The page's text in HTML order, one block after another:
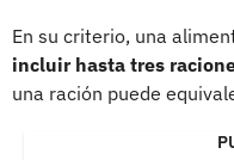
En su criterio, una
incluir hasta tres
una ración puede